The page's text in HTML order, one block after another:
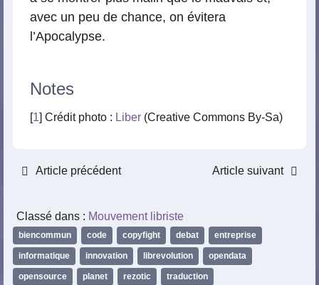
avec un peu de chance, on évitera
l’Apocalypse.
Notes
[1] Crédit photo : Liber (Creative Commons By-Sa)
Article précédent Article suivant
Classé dans : Mouvement libriste
biencommun code copyfight debat entreprise
informatique innovation librevolution opendata
opensource planet rezotic traduction